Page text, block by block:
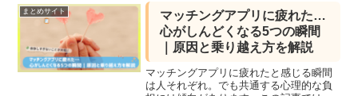
ト・デメリット、抵抗感をどう乗り越え
るかなどを、リアルな感情をベースにま
とめました。判断はあなた次第。でも
「やってみればよかった…」と思わない
ように。
まとめサイト
マッチングアプリに疲れた…
心がしんどくなる5つの瞬間
｜原因と乗り越え方を解説
マッチングアプリに疲れたと感じる瞬間
は人それぞれ。でも共通する心理的な負